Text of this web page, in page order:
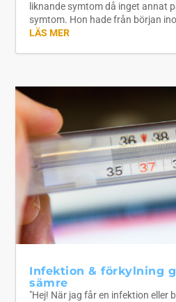
liknande symtom då inget annat
symtom. Hon hade från början
LÄS MER
Infektion & förkylning
sämre
"Hej! När jag får en infektion eller